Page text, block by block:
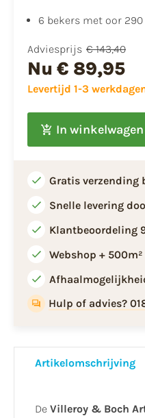
6 bekers met oor
Adviesprijs € 143,40
Nu € 89,95
Levertijd 1-3
In winkelwagen
Gratis verzending
Snelle levering
Klantbeoordeling
Webshop +
Hulp of advies?
Artikelomschrijving
De Villeroy & Boch